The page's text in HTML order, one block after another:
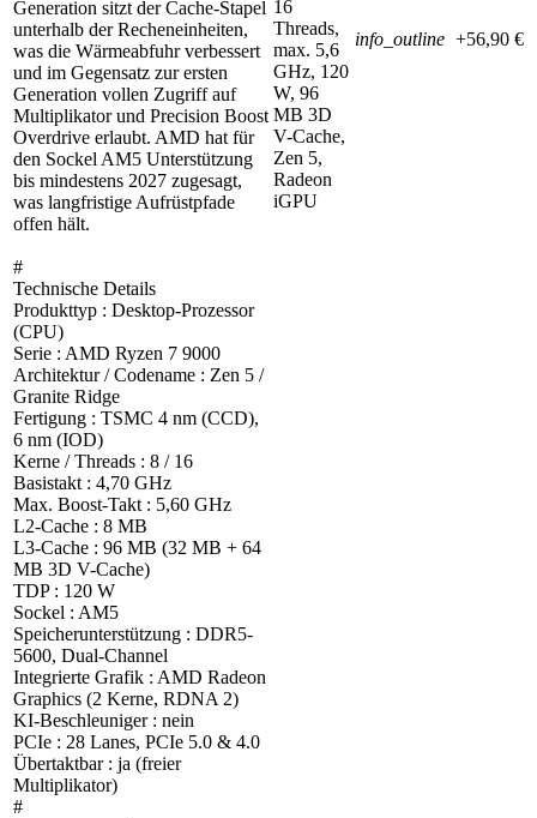
Generation sitzt der Cache-Stapel
unterhalb der Recheneinheiten,
was die Wärmeabfuhr verbessert
und im Gegensatz zur ersten
Generation vollen Zugriff auf
Multiplikator und Precision Boost
Overdrive erlaubt. AMD hat für
den Sockel AM5 Unterstützung
bis mindestens 2027 zugesagt,
was langfristige Aufrüstpfade
offen hält.
#
Technische Details
Produkttyp : Desktop-Prozessor
(CPU)
Serie : AMD Ryzen 7 9000
Architektur / Codename : Zen 5 /
Granite Ridge
Fertigung : TSMC 4 nm (CCD),
6 nm (IOD)
Kerne / Threads : 8 / 16
Basistakt : 4,70 GHz
Max. Boost-Takt : 5,60 GHz
L2-Cache : 8 MB
L3-Cache : 96 MB (32 MB + 64
MB 3D V-Cache)
TDP : 120 W
Sockel : AM5
Speicherunterstützung : DDR5-
5600, Dual-Channel
Integrierte Grafik : AMD Radeon
Graphics (2 Kerne, RDNA 2)
KI-Beschleuniger : nein
PCIe : 28 Lanes, PCIe 5.0 & 4.0
Übertaktbar : ja (freier
Multiplikator)
#
16
Threads,
max. 5,6
GHz, 120
W, 96
MB 3D
V-Cache,
Zen 5,
Radeon
iGPU
info_outline +56,90 €